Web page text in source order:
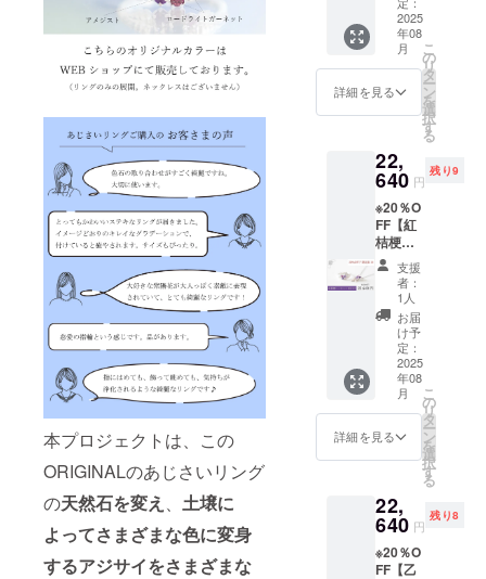
本プロジェクトは、この
ORIGINALのあじさいリング
の天然石を変え 、 土壌に
よってさまざまな色に変身
するアジサイをさまざまな
せ。
味の個
体を選
定して
に大き
な差が
ようお
作りい
たしま
すが、
予めご
了承頂
いた上
でリ
ターン
購入を
お願い
いたし
ます。
見方を
変える
と、た
だ一つ
として
同じあ
リング
は無い
と言え
ます。
皆様が
ただ一
つとし
て同じ
あじさ
グは無
いと言
様が手
にする
のは唯
一のア
イテム
とご理
解頂け
ると幸
いで
す。 ま
た、中
には自
然のク
ラック
ンク
ルー
がある
ものが
ござい
ます。
極端に
のもの
はござ
いませ
んので
をご理
解ご了
ターン
購入を
いたし
ます。
ただ一
つとし
て同じ
あじさ
いリン
グは無
いと言
えま
す。皆
様が手
のは唯
一のア
解頂け
ると幸
いで
す。 ま
グ） ■
チェー
ン長
さ：最
長
45cm（
イド
ボール
注意事
項※ 天
然石
は、カ
ラーや
濃淡に
個性が
ありま
す。サ
ンプル
とまっ
たく同
のもの
はござ
そちら
をご理
承の上
イヤナ
イト
3mm×1
pc
3mm×1
pc
ア
クアマ
リン
2.5mm
×2pc ■
リング
サイ
ズ：1～
30号か
ら選択
（オプ
ション
で必ず
選択く
ン地
金：
925（ロ
＆ネッ
クレス
計2点
セット
■地金：
SILVER
925（ロ
コー
ティン
グ） ■
天然
石：ラ
ベン
ダーカ
ルセド
ニー
4mm×1
シーブ
ルーカ
ルセド
ニー
ラ
ベン
ダーカ
ルセド
ニー
2025
年08
月
詳細を見る
こ
の
リ
タ
ー
ン
を
選
択
す
る
22,
640 円
残り9
※20％O
FF【紅
桔梗
（べに
ききょ
う）限
定セッ
ト】あ
じさい
リング
＆ネッ
クレス
計2点
セット
■地金：
SILVER
925（ロ
ジウム
コー
ティン
グ） ■
天然
支援
者：
1人
お届
け予
定：
2025
年08
月
詳細を見る
こ
の
リ
タ
ー
ン
を
選
択
す
る
22,
640 円
残り8
※20％O
FF【乙